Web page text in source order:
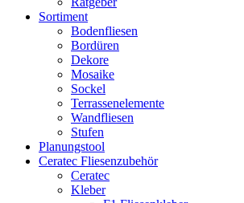
Sortiment
Bodenfliesen
Bordüren
Dekore
Mosaike
Sockel
Terrassenelemente
Wandfliesen
Stufen
Planungstool
Ceratec Fliesenzubehör
Ceratec
Kleber